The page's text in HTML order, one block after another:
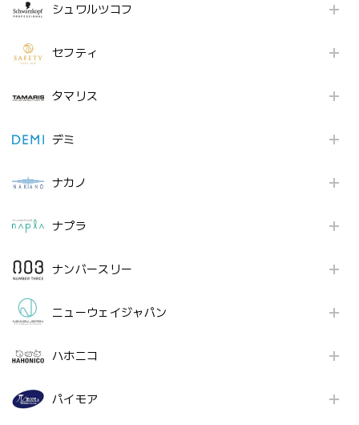
シュワルツコフ
セフティ
タマリス
デミ
ナカノ
ナプラ
ナンバースリー
ニューウェイジャパン
ハホニコ
パイモア